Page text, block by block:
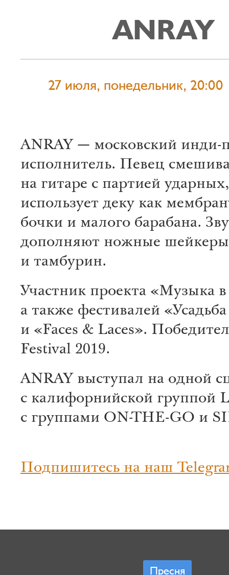
ANRAY
27 июля, понедельник, 20:00
ANRAY — московский инди-
исполнитель. Певец
на гитаре с партией ударных,
использует деку как
бочки и малого барабана.
дополняют ножные шейкеры
и тамбурин.
Участник проекта «Музыка
а также фестивалей «Усадьба
и «Faces & Laces».
Festival 2019.
ANRAY выступал на одной
с калифорнийской группой
с группами ON-THE-GO и
Подпишитесь на наш
Пресня